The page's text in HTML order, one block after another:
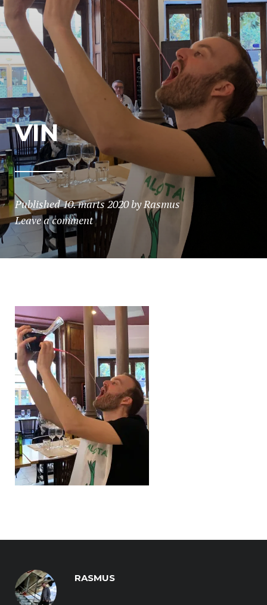
VIN
Published10. marts 2020byRasmus
Leave a comment
RASMUS